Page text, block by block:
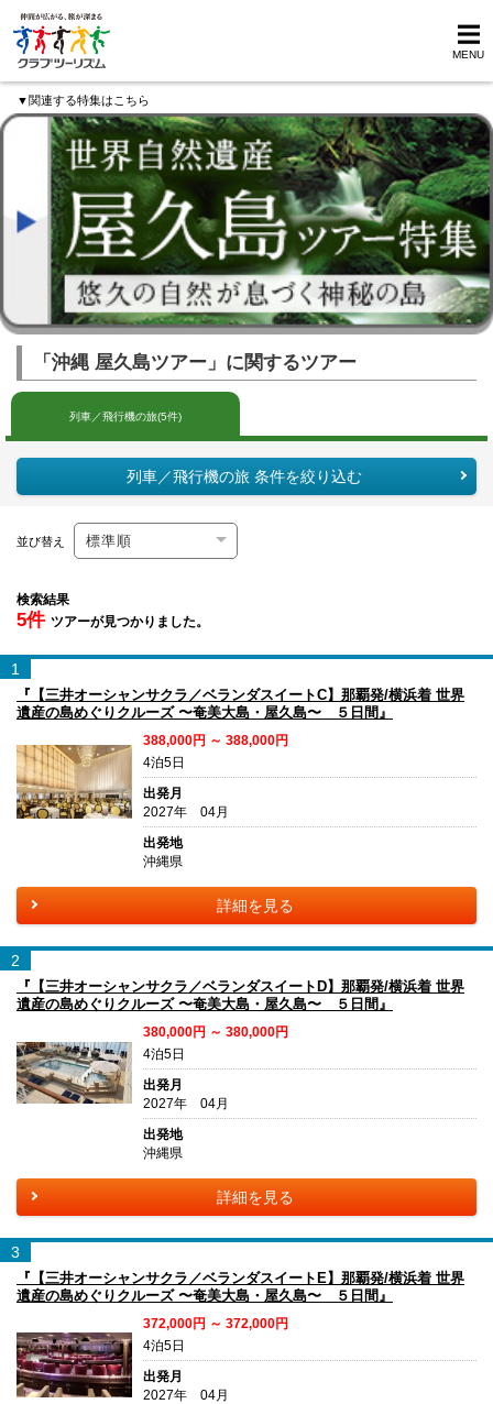
MENU
▼関連する特集はこちら
「沖縄 屋久島ツアー」に関するツアー
列車／飛行機の旅(5件)
列車／飛行機の旅 条件を絞り込む
並び替え
検索結果
5件 ツアーが見つかりました。
1
『【三井オーシャンサクラ／ベランダスイートC】那覇発/横浜着 世界
遺産の島めぐりクルーズ 〜奄美大島・屋久島〜 ５日間』
388,000円 ～ 388,000円
4泊5日
出発月
2027年 04月
出発地
沖縄県
詳細を見る
2
『【三井オーシャンサクラ／ベランダスイートD】那覇発/横浜着 世界
遺産の島めぐりクルーズ 〜奄美大島・屋久島〜 ５日間』
380,000円 ～ 380,000円
4泊5日
出発月
2027年 04月
出発地
沖縄県
詳細を見る
3
『【三井オーシャンサクラ／ベランダスイートE】那覇発/横浜着 世界
遺産の島めぐりクルーズ 〜奄美大島・屋久島〜 ５日間』
372,000円 ～ 372,000円
4泊5日
出発月
2027年 04月